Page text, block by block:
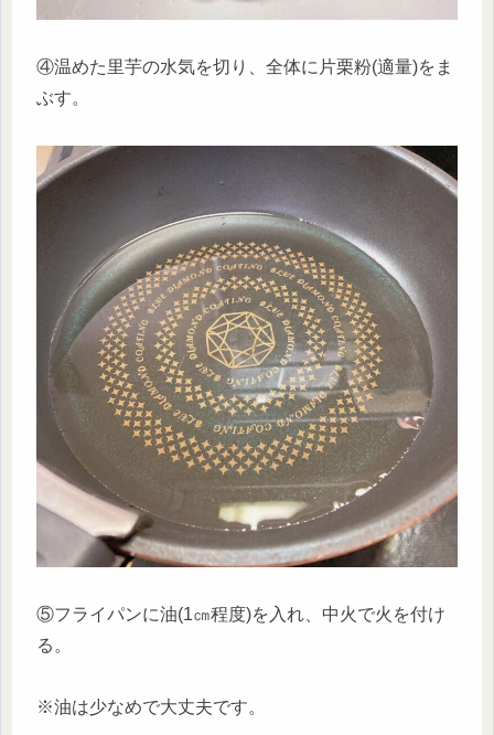
④温めた里芋の水気を切り、全体に片栗粉(適量)をま
ぶす。
⑤フライパンに油(1㎝程度)を入れ、中火で火を付け
る。
※油は少なめで大丈夫です。